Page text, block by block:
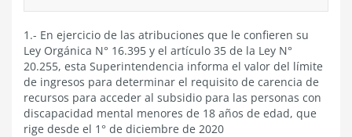
1.- En ejercicio de las atribuciones que le confieren su
Ley Orgánica N° 16.395 y el artículo 35 de la Ley N°
20.255, esta Superintendencia informa el valor del límite
de ingresos para determinar el requisito de carencia de
recursos para acceder al subsidio para las personas con
discapacidad mental menores de 18 años de edad, que
rige desde el 1° de diciembre de 2020